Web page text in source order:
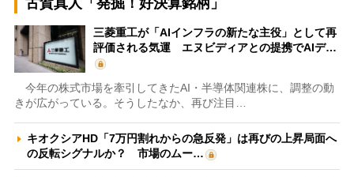
古賀真人「発掘！好決算銘柄」
三菱重工が「AIインフラの新たな主役」として再
評価される気運 エヌビディアとの提携でAIデ…
今年の株式市場を牽引してきたAI・半導体関連株に、調整の動
きが広がっている。そうしたなか、再び注目…
キオクシアHD「7万円割れからの急反発」は再びの上昇局面へ
の反転シグナルか？ 市場のムー…